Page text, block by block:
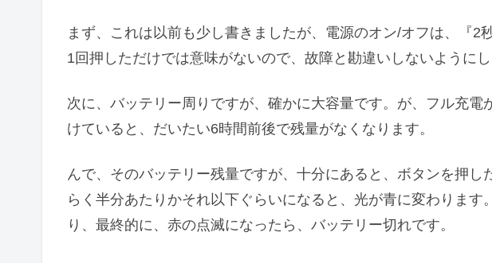
まず、これは以前も少し書きましたが、電源のオン/オフは、『2
1回押しただけでは意味がないので、故障と勘違いしないようにし
次に、バッテリー周りですが、確かに大容量です。が、フル充電
けていると、だいたい6時間前後で残量がなくなります。
んで、そのバッテリー残量ですが、十分にあると、ボタンを押し
らく半分あたりかそれ以下ぐらいになると、光が青に変わります
り、最終的に、赤の点滅になったら、バッテリー切れです。